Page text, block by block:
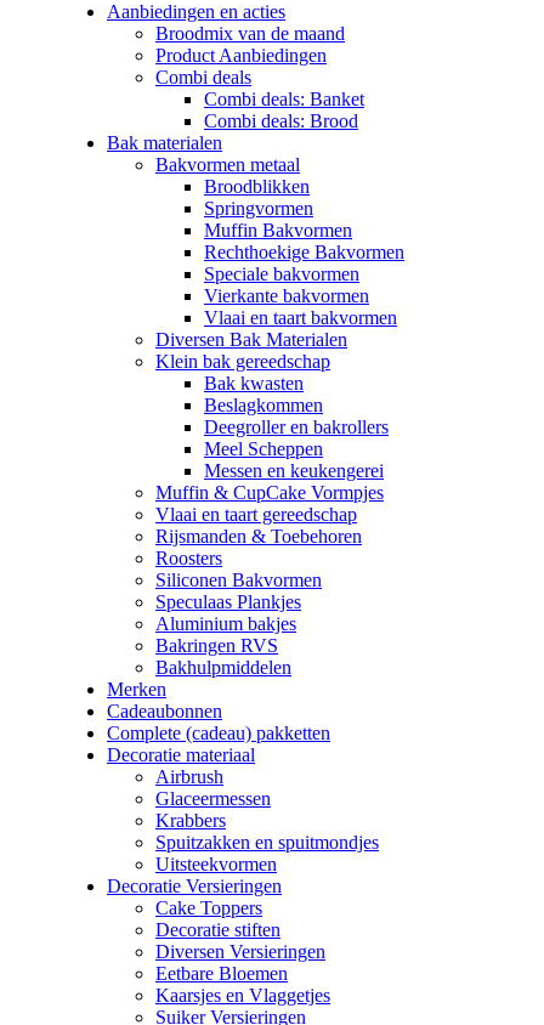
Aanbiedingen en acties
Broodmix van de maand
Product Aanbiedingen
Combi deals
Combi deals: Banket
Combi deals: Brood
Bak materialen
Bakvormen metaal
Broodblikken
Springvormen
Muffin Bakvormen
Rechthoekige Bakvormen
Speciale bakvormen
Vierkante bakvormen
Vlaai en taart bakvormen
Diversen Bak Materialen
Klein bak gereedschap
Bak kwasten
Beslagkommen
Deegroller en bakrollers
Meel Scheppen
Messen en keukengerei
Muffin & CupCake Vormpjes
Vlaai en taart gereedschap
Rijsmanden & Toebehoren
Roosters
Siliconen Bakvormen
Speculaas Plankjes
Aluminium bakjes
Bakringen RVS
Bakhulpmiddelen
Merken
Cadeaubonnen
Complete (cadeau) pakketten
Decoratie materiaal
Airbrush
Glaceermessen
Krabbers
Spuitzakken en spuitmondjes
Uitsteekvormen
Decoratie Versieringen
Cake Toppers
Decoratie stiften
Diversen Versieringen
Eetbare Bloemen
Kaarsjes en Vlaggetjes
Suiker Versieringen